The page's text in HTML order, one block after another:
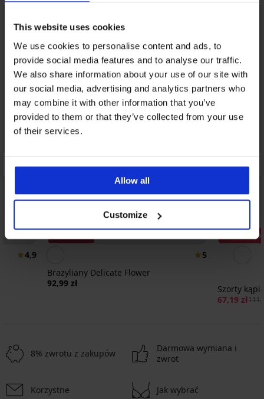
This website uses cookies
We use cookies to personalise content and ads, to
provide social media features and to analyse our traffic.
We also share information about your use of our site with
our social media, advertising and analytics partners who
may combine it with other information that you’ve
provided to them or that they’ve collected from your use
of their services.
Allow all
Customize
4,9
5
Brazyliany Delicate Flower
92,99 zł
Zniżka -40%
Szorty
67,19 zł
8% zwrotu z zakupów
Darmowa wymiana i
zwrot
Korzystne Jak wybrać